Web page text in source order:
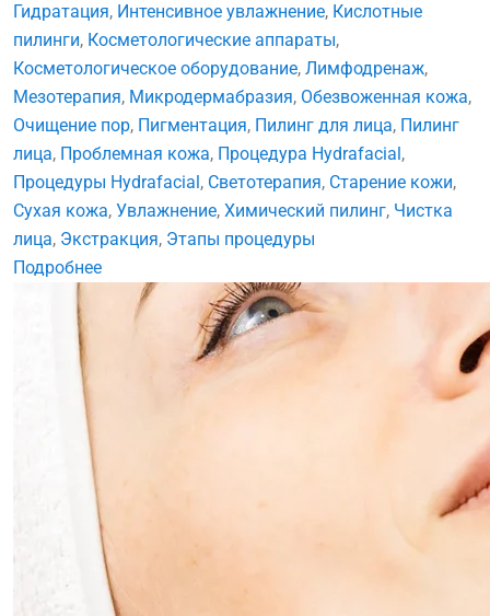
Гидратация, Интенсивное увлажнение, Кислотные
пилинги, Косметологические аппараты,
Косметологическое оборудование, Лимфодренаж,
Мезотерапия, Микродермабразия, Обезвоженная кожа,
Очищение пор, Пигментация, Пилинг для лица, Пилинг
лица, Проблемная кожа, Процедура Hydrafacial ,
Процедуры Hydrafacial , Светотерапия, Старение кожи,
Сухая кожа, Увлажнение, Химический пилинг, Чистка
лица, Экстракция, Этапы процедуры
Подробнее